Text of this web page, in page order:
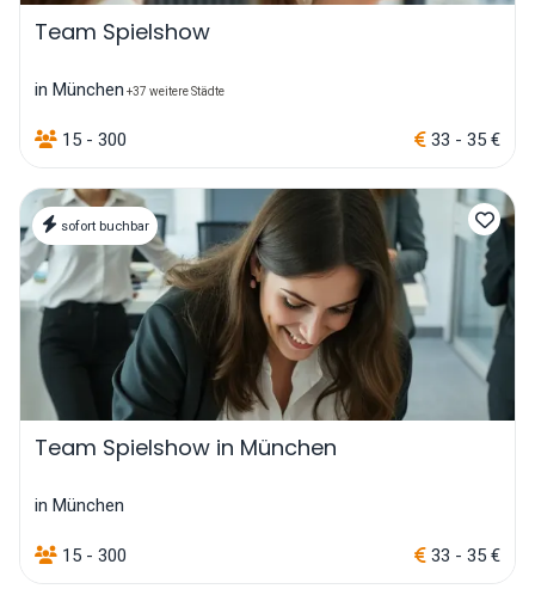
Team Spielshow
in München +37 weitere Städte
15 - 300 33 - 35 €
sofort buchbar
Team Spielshow in München
in München
15 - 300 33 - 35 €